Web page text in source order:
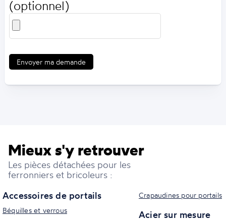
(optionnel)
Envoyer ma demande
Mieux s'y retrouver
Les pièces détachées pour les
ferronniers et bricoleurs :
Accessoires de portails
Béquilles et verrous
Crapaudines pour portails
Acier sur mesure